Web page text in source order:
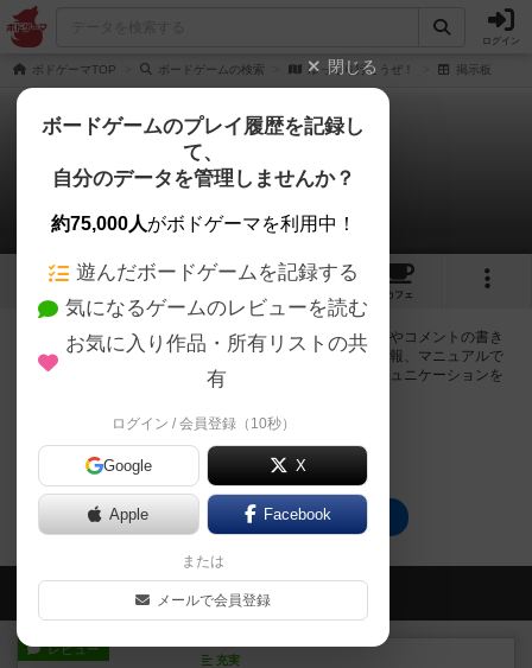
ログイン
ボドゲーマTOP ボードゲームの検索 ゆっくり行こうぜ！ 掲示板
ゆっくり行こうぜ！
0件の掲示板
2 3
カフェ
ログインするとゆっくり行こうぜ！に関する掲示板の作成やコメントの書き
込みが出来るようになります。ルールの疑問やエラッタ情報、マニュアルで
は判断し辛い曖昧な表記等について会員同士で自由にコミュニケーションを
ログイン/無料会員登録
ゆっくり行こうぜ！のトップに戻る
会員の新しい投稿
レビュー
充実
閉じる
ボードゲームのプレイ履歴を記録し
て、
自分のデータを管理しませんか？
約75,000人がボドゲーマを利用中！
遊んだボードゲームを記録する
気になるゲームのレビューを読む
お気に入り作品・所有リストの共
有
ログイン / 会員登録（10秒）
Google X
Apple Facebook
または
メールで会員登録